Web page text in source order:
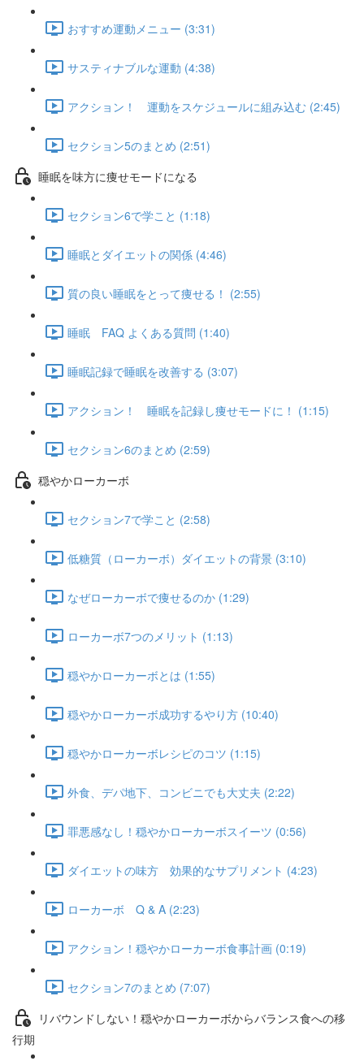
おすすめ運動メニュー (3:31)
サスティナブルな運動 (4:38)
アクション！ 運動をスケジュールに組み込む (2:45)
セクション5のまとめ (2:51)
睡眠を味方に痩せモードになる
セクション6で学こと (1:18)
睡眠とダイエットの関係 (4:46)
質の良い睡眠をとって痩せる！ (2:55)
睡眠 FAQ よくある質問 (1:40)
睡眠記録で睡眠を改善する (3:07)
アクション！ 睡眠を記録し痩せモードに！ (1:15)
セクション6のまとめ (2:59)
穏やかローカーボ
セクション7で学こと (2:58)
低糖質（ローカーボ）ダイエットの背景 (3:10)
なぜローカーボで痩せるのか (1:29)
ローカーボ7つのメリット (1:13)
穏やかローカーボとは (1:55)
穏やかローカーボ成功するやり方 (10:40)
穏やかローカーボレシピのコツ (1:15)
外食、デパ地下、コンビニでも大丈夫 (2:22)
罪悪感なし！穏やかローカーボスイーツ (0:56)
ダイエットの味方 効果的なサプリメント (4:23)
ローカーボ Q & A (2:23)
アクション！穏やかローカーボ食事計画 (0:19)
セクション7のまとめ (7:07)
リバウンドしない！穏やかローカーボからバランス食への移
行期